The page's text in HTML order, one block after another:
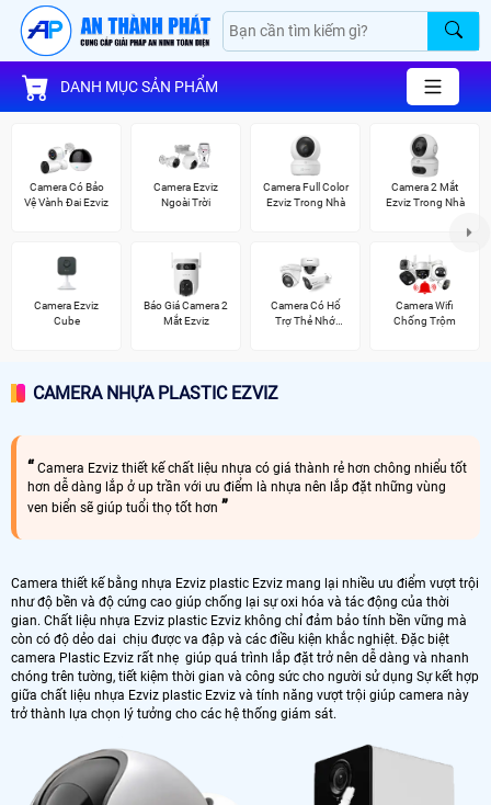
DANH MỤC SẢN PHẨM
Camera Có Bảo
Vệ Vành Đai Ezviz
Camera Ezviz
Ngoài Trời
Camera Full Color
Ezviz Trong Nhà
Camera 2 Mắt
Ezviz Trong Nhà
Camera Ezviz
Cube
Báo Giá Camera 2
Mắt Ezviz
Camera Có Hổ
Trợ Thẻ Nhớ
Camera Wifi
Chống Trộm
CAMERA NHỰA PLASTIC EZVIZ
Camera Ezviz thiết kế chất liệu nhựa có giá thành rẻ hơn chông nhiểu tốt
hơn dễ dàng lắp ở up trần với ưu điểm là nhựa nên lắp đặt những vùng
ven biển sẽ giúp tuổi thọ tốt hơn
Camera thiết kế bằng nhựa Ezviz plastic Ezviz mang lại nhiều ưu điểm vượt trội
như độ bền và độ cứng cao giúp chống lại sự oxi hóa và tác động của thời
gian. Chất liệu nhựa Ezviz plastic Ezviz không chỉ đảm bảo tính bền vững mà
còn có độ dẻo dai chịu được va đập và các điều kiện khắc nghiệt. Đặc biệt
camera Plastic Ezviz rất nhẹ giúp quá trình lắp đặt trở nên dễ dàng và nhanh
chóng trên tường, tiết kiệm thời gian và công sức cho người sử dụng Sự kết hợp
giữa chất liệu nhựa Ezviz plastic Ezviz và tính năng vượt trội giúp camera này
trở thành lựa chọn lý tưởng cho các hệ thống giám sát.